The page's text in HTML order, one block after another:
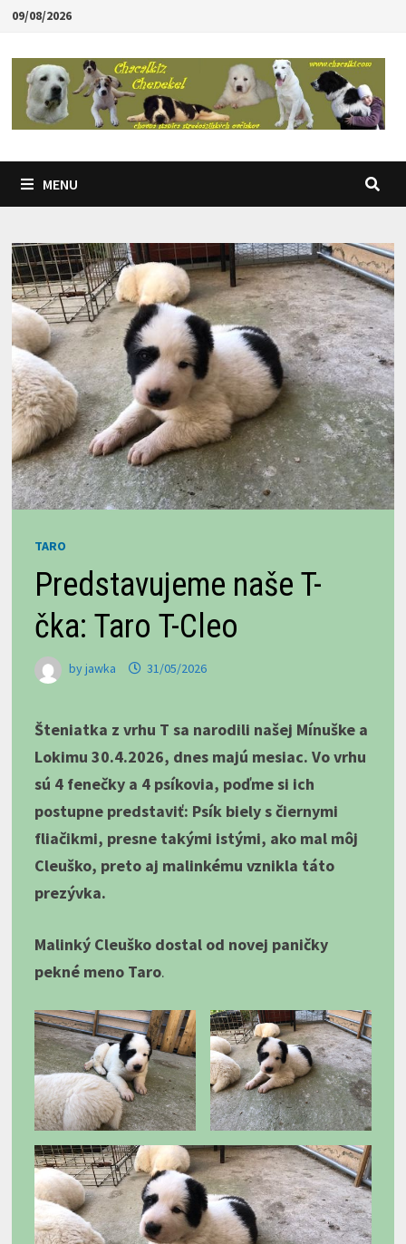
Skip
content
09/08/2026
MENU
TARO
Predstavujeme naše T-
čka: Taro T-Cleo
byjawka 31/05/2026
Šteniatka z vrhu T sa narodili našej Mínuške a
Lokimu 30.4.2026, dnes majú mesiac. Vo vrhu
sú 4 fenečky a 4 psíkovia, poďme si ich
postupne predstaviť: Psík biely s čiernymi
fliačikmi, presne takými istými, ako mal môj
Cleuško, preto aj malinkému vznikla táto
prezývka.
Malinký Cleuško dostal od novej paničky
pekné meno Taro.